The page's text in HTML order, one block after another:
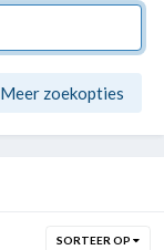
Meer zoekopties
SORTEER OP